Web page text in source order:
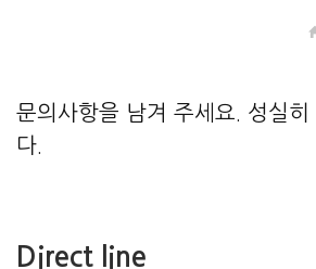
문의사항을 남겨 주세요. 성실히
다.
Direct line